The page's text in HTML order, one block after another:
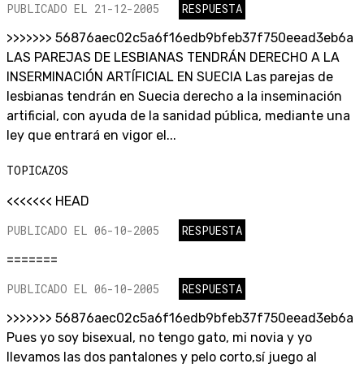
PUBLICADO EL 21-12-2005
RESPUESTA
>>>>>>> 56876aec02c5a6f16edb9bfeb37f750eead3eb6a
LAS PAREJAS DE LESBIANAS TENDRÁN DERECHO A LA
INSERMINACIÓN ARTÍFICIAL EN SUECIA Las parejas de
lesbianas tendrán en Suecia derecho a la inseminación
artificial, con ayuda de la sanidad pública, mediante una
ley que entrará en vigor el...
TOPICAZOS
<<<<<<< HEAD
PUBLICADO EL 06-10-2005
RESPUESTA
=======
PUBLICADO EL 06-10-2005
RESPUESTA
>>>>>>> 56876aec02c5a6f16edb9bfeb37f750eead3eb6a
Pues yo soy bisexual, no tengo gato, mi novia y yo
llevamos las dos pantalones y pelo corto,sí juego al